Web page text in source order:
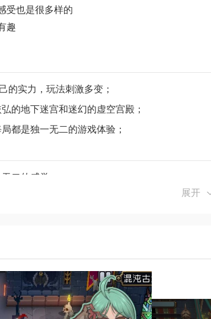
受也是很多样的
趣
的实力，玩法刺激多变；
的地下迷宫和迷幻的虚空宫殿；
都是独一无二的游戏体验；
二的感觉。
展开